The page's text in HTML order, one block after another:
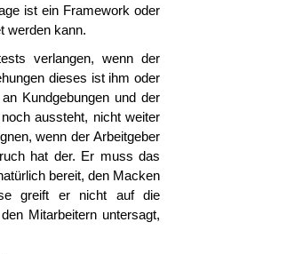
ist ein Framework oder
werden kann.
verlangen, wenn der
dieses ist ihm oder
Kundgebungen und der
aussteht, nicht weiter
wenn der Arbeitgeber
hat der. Er muss das
bereit, den Macken
greift er nicht auf die
Mitarbeitern untersagt,